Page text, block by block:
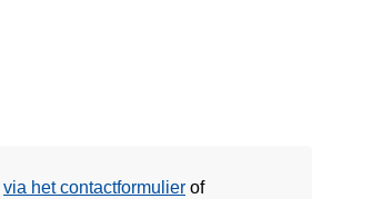
via het contactformulier of